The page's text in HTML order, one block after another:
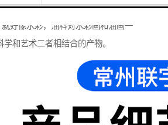
艺术就是运用压制好的花材为创作
好像水彩，油料对水彩画和油画一
和艺术二者相结合的产物。